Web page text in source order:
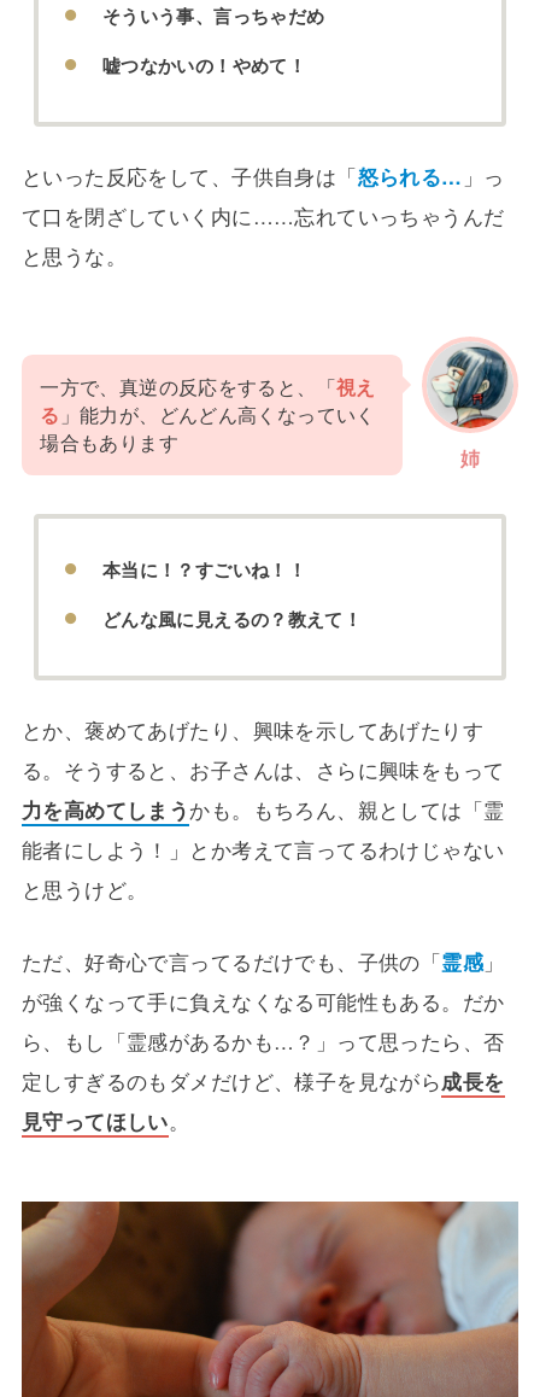
そういう事、言っちゃだめ
嘘つなかいの！やめて！
といった反応をして、子供自身は「怒られる… 」っ
て口を閉ざしていく内に……忘れていっちゃうんだ
と思うな。
姉
一方で、真逆の反応をすると、「視え
る 」能力が、どんどん高くなっていく
場合もあります
本当に！？すごいね！！
どんな風に見えるの？教えて！
とか、褒めてあげたり、興味を示してあげたりす
る。そうすると、お子さんは、さらに興味をもって
力を高めてしまうかも。もちろん、親としては「霊
能者にしよう！」とか考えて言ってるわけじゃない
と思うけど。
ただ、好奇心で言ってるだけでも、子供の「霊感」
が強くなって手に負えなくなる可能性もある。だか
ら、もし「霊感があるかも…？」って思ったら、否
定しすぎるのもダメだけど、様子を見ながら成長を
見守ってほしい。